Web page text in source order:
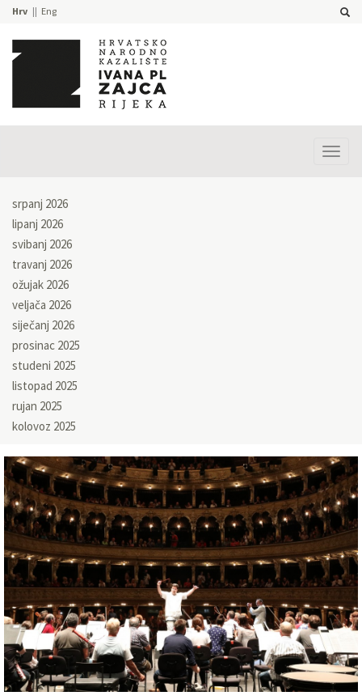
Hrv Eng
srpanj 2026
lipanj 2026
svibanj 2026
travanj 2026
ožujak 2026
veljača 2026
siječanj 2026
prosinac 2025
studeni 2025
listopad 2025
rujan 2025
kolovoz 2025